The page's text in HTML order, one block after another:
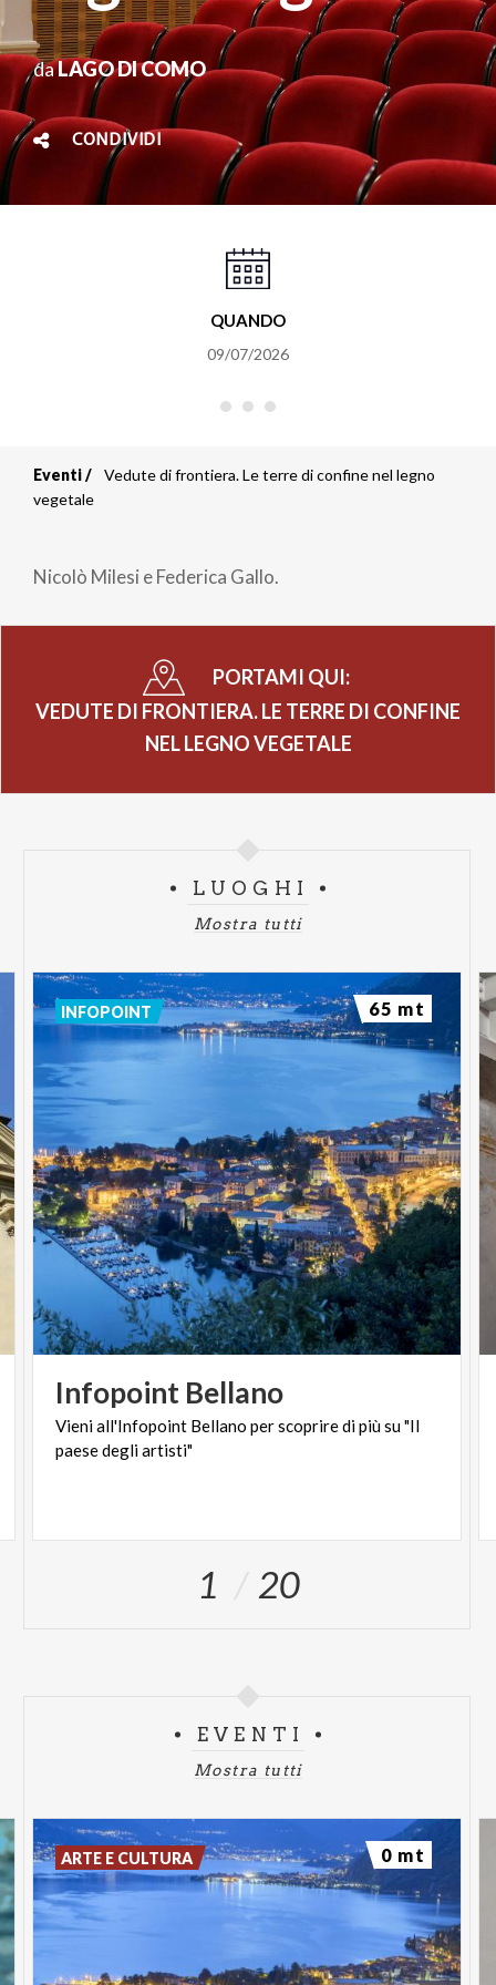
daLAGO DI COMO
CONDIVIDI
QUANDO
09/07/2026
Briciole
pane
Eventi
Vedute di frontiera. Le terre di confine nel legno
vegetale
Nicolò Milesi e Federica Gallo.
PORTAMI QUI:
VEDUTE DI FRONTIERA. LE TERRE DI CONFINE
NEL LEGNO VEGETALE
LUOGHI
Mostra tutti
Infopoint Bellano
Vieniall'Infopoint Bellano perscopriredipiùsu"Il
paesedegliartisti"
INFOPOINT 65 mt
1 20
EVENTI
Mostra tutti
ARTE E CULTURA 0 mt